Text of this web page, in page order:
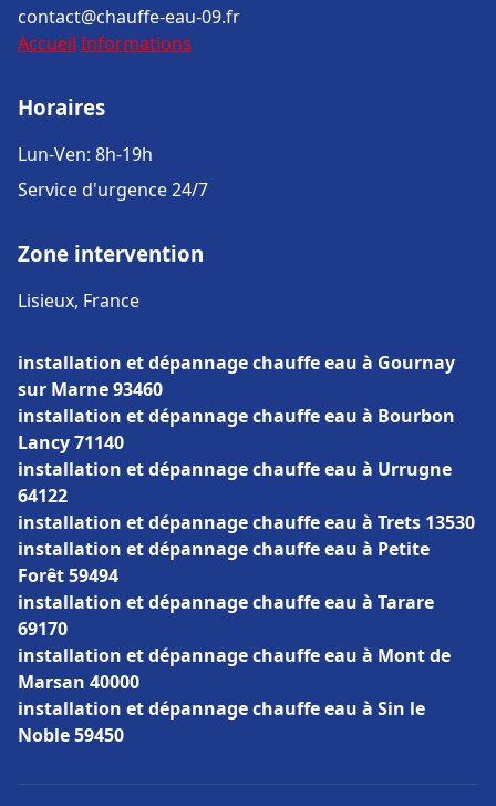
contact@chauffe-eau-09.fr
Accueil Informations
Horaires
Lun-Ven: 8h-19h
Service d'urgence 24/7
Zone intervention
Lisieux, France
installation et dépannage chauffe eau à Gournay
sur Marne 93460
installation et dépannage chauffe eau à Bourbon
Lancy 71140
installation et dépannage chauffe eau à Urrugne
64122
installation et dépannage chauffe eau à Trets 13530
installation et dépannage chauffe eau à Petite
Forêt 59494
installation et dépannage chauffe eau à Tarare
69170
installation et dépannage chauffe eau à Mont de
Marsan 40000
installation et dépannage chauffe eau à Sin le
Noble 59450